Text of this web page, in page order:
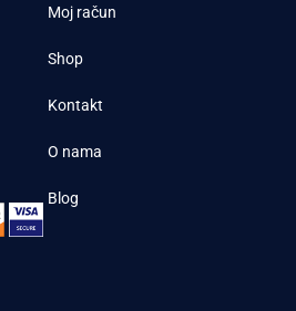
Moj račun
Shop
Kontakt
O nama
Blog